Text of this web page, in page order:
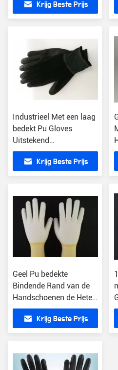
Comfortabele Hand
Krijg Beste Prijs
Industrieel Met een laag
bedekt Pu Gloves
Uitstekend
21cm - 25cm Lengte
Krijg Beste Prijs
Geel Pu bedekte
Bindende Rand van de
Handschoenen de Hete
Smelting met de
Gebreide Voering van
100% met een laag
Krijg Beste Prijs